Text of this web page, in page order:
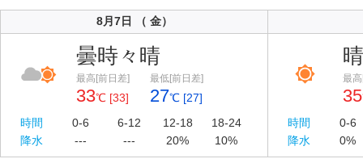
8月7日 （ 金）
曇時々晴
最高[前日差]
33℃ [33]
最低[前日差]
27℃ [27]
最
35
時間
0-6 6-12 12-18
18-24
降水
--- --- 20% 10%
時間
0-6
降水
0%